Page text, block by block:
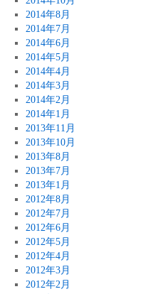
2014年8月
2014年7月
2014年6月
2014年5月
2014年4月
2014年3月
2014年2月
2014年1月
2013年11月
2013年10月
2013年8月
2013年7月
2013年1月
2012年8月
2012年7月
2012年6月
2012年5月
2012年4月
2012年3月
2012年2月